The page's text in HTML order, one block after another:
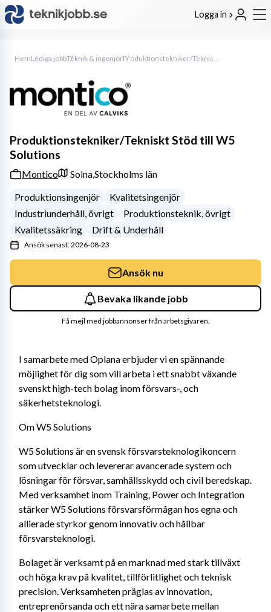
Logga in
HemLediga jobbTeknik & ingenjör Produktionstekniker/Tekniskt Stöd till W5 Solutions
I samarbete med Oplana erbjuder vi en spännande
möjlighet för dig som vill arbeta i ett snabbt växande
svenskt high-tech bolag inom försvars-, och
säkerhetsteknologi.
Om W5 Solutions
W5 Solutions är en svensk försvarsteknologikoncern
som utvecklar och levererar avancerade system och
lösningar för försvar, samhällsskydd och civil beredskap.
Med verksamhet inom Training, Power och Integration
stärker W5 Solutions försvarsförmågan hos egna och
allierade styrkor genom innovativ och hållbar
försvarsteknologi.
Bolaget är verksamt på en marknad med stark tillväxt
och höga krav på kvalitet, tillförlitlighet och teknisk
precision. Verksamheten präglas av innovation,
entreprenörsanda och ett nära samarbete mellan
Produktionstekniker/Tekniskt Stöd till W5
Solutions
Montico Solna,Stockholms län
Produktionsingenjör
Kvalitetsingenjör
Industriunderhåll, övrigt
Produktionsteknik, övrigt
Kvalitetssäkring
Drift & Underhåll
Ansök senast: 2026-08-23
Ansök nu
Bevaka likande jobb
Få mejl med jobbannonser från arbetsgivaren.